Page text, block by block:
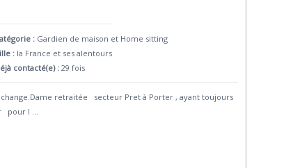
: Gardien de maison et Home sitting
: la France et ses alentours
contacté(e) :29 fois
retraitée secteur Pret à Porter , ayant toujours
pour l